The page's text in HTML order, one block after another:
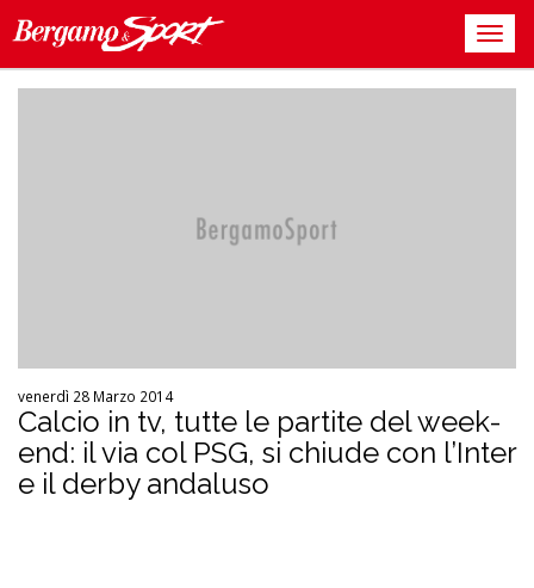
venerdì 28 Marzo 2014
Calcio in tv, tutte le partite del week-
end: il via col PSG, si chiude con l’Inter
e il derby andaluso